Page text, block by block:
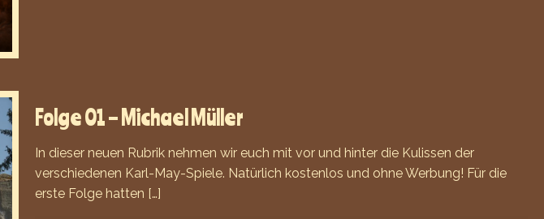
Folge 01 – Michael Müller
In dieser neuen Rubrik nehmen wir euch mit vor und hinter die Kulissen der
verschiedenen Karl-May-Spiele. Natürlich kostenlos und ohne Werbung! Für die
erste Folge hatten […]